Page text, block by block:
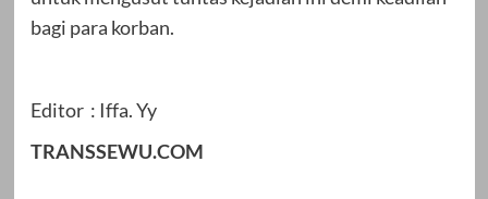
bagi para korban.
Editor : Iffa. Yy
TRANSSEWU.COM